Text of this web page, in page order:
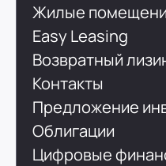
Жилые
Easy Leasing
Возвратный
Контакты
Предложение
Облигации
Цифровые